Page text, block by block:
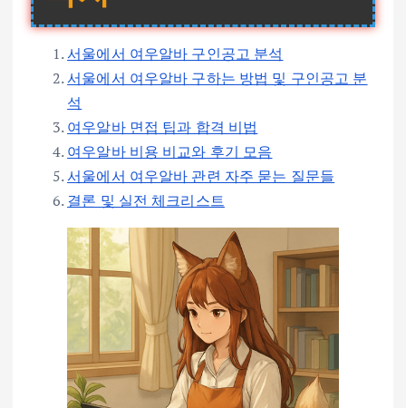
서울에서 여우알바 구인공고 분석
서울에서 여우알바 구하는 방법 및 구인공고 분
석
여우알바 면접 팁과 합격 비법
여우알바 비용 비교와 후기 모음
서울에서 여우알바 관련 자주 묻는 질문들
결론 및 실전 체크리스트